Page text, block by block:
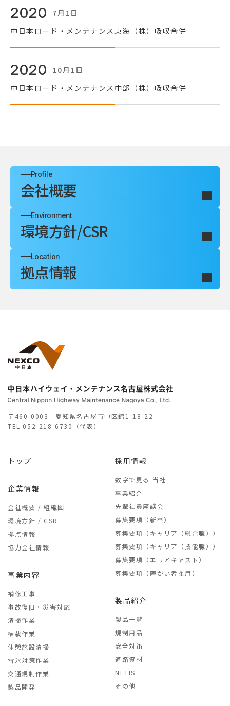
2020
7月1日
中日本ロード・メンテナンス東海（株）吸収合併
2020
10月1日
中日本ロード・メンテナンス中部（株）吸収合併
企業情報
Profile
会社概要
Environment
環境方針/CSR
Location
拠点情報
〒460-0003 愛知県名古屋市中区錦1-18-22
TEL 052-218-6730（代表）
トップ
企業情報
会社概要 / 組織図
環境方針 / CSR
拠点情報
協力会社情報
事業内容
補修工事
事故復旧・災害対応
清掃作業
植栽作業
休憩施設清掃
雪氷対策作業
交通規制作業
製品開発
採用情報
数字で見る 当社
事業紹介
先輩社員座談会
募集要項（新卒）
募集要項（キャリア（総合職））
募集要項（キャリア（技能職））
募集要項（エリアキャスト）
募集要項（障がい者採用）
製品紹介
製品一覧
規制用品
安全対策
道路資材
NETIS
その他